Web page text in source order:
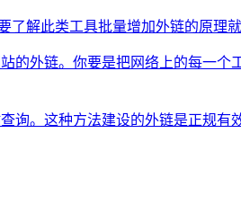
解此类工具批量增加外链的原理就
的外链。你要是把网络上的每一个
询。这种方法建设的外链是正规有